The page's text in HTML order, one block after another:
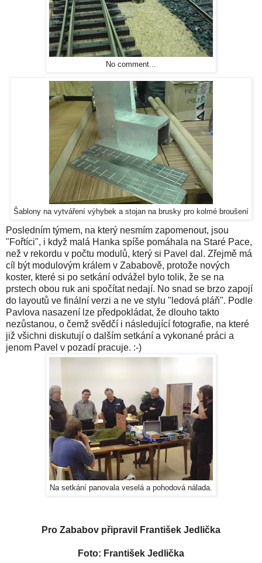
No comment...
Šablony na vytváření výhybek a stojan na brusky pro kolmé broušení
Posledním týmem, na který nesmím zapomenout, jsou
"Fořtíci", i když malá Hanka spíše pomáhala na Staré Pace,
než v rekordu v počtu modulů, který si Pavel dal. Zřejmě má
cíl být modulovým králem v Zababově, protože nových
koster, které si po setkání odvážel bylo tolik, že se na
prstech obou ruk ani spočítat nedají. No snad se brzo zapojí
do layoutů ve finální verzi a ne ve stylu "ledová pláň". Podle
Pavlova nasazení lze předpokládat, že dlouho takto
nezůstanou, o čemž svědčí i následující fotografie, na které
již všichni diskutují o dalším setkání a vykonané práci a
jenom Pavel v pozadí pracuje. :-)
Na setkání panovala veselá a pohodová nálada.
Pro Zababov připravil František Jedlička
Foto: František Jedlička